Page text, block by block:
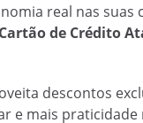
real nas suas
Cartão de Crédito
descontos
e mais praticidade